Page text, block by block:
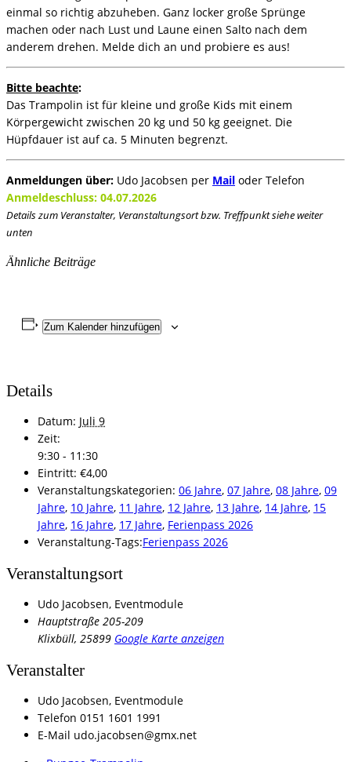
einmal so richtig abzuheben. Ganz locker große Sprünge
machen oder nach Lust und Laune einen Salto nach dem
anderem drehen. Melde dich an und probiere es aus!
Bitte beachte:
Das Trampolin ist für kleine und große Kids mit einem
Körpergewicht zwischen 20 kg und 50 kg geeignet. Die
Hüpfdauer ist auf ca. 5 Minuten begrenzt.
Anmeldungen über: Udo Jacobsen per Mail oder Telefon
Anmeldeschluss: 04.07.2026
Details zum Veranstalter, Veranstaltungsort bzw. Treffpunkt siehe weiter
unten
Ähnliche Beiträge
Zum Kalender hinzufügen
Details
Datum: Juli 9
Zeit:
9:30 - 11:30
Eintritt: €4,00
Veranstaltungskategorien: 06 Jahre, 07 Jahre, 08 Jahre, 09
Jahre, 10 Jahre, 11 Jahre, 12 Jahre, 13 Jahre, 14 Jahre, 15
Jahre, 16 Jahre, 17 Jahre, Ferienpass 2026
Veranstaltung-Tags:Ferienpass 2026
Veranstaltungsort
Udo Jacobsen, Eventmodule
Hauptstraße 205-209
Klixbüll, 25899 Google Karte anzeigen
Veranstalter
Udo Jacobsen, Eventmodule
Telefon 0151 1601 1991
E-Mail udo.jacobsen@gmx.net